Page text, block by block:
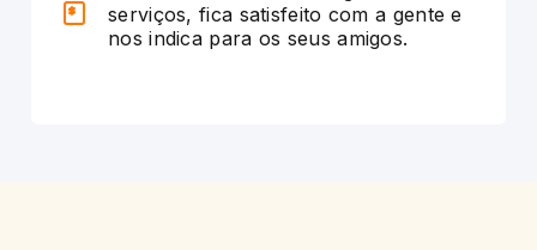
serviços, fica satisfeito com a gente e
nos indica para os seus amigos.